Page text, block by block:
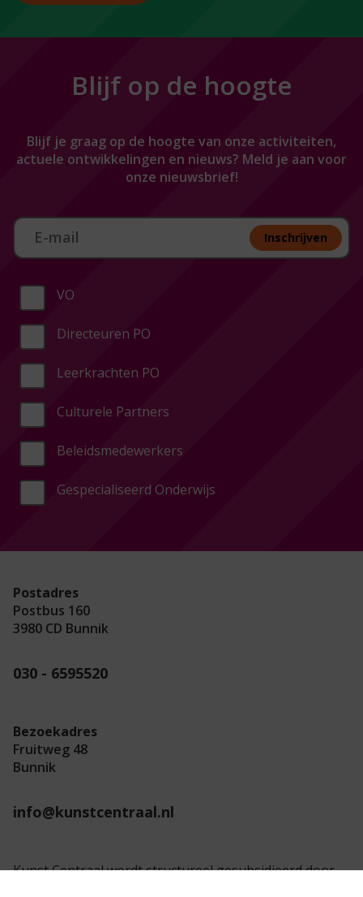
Blijf op de hoogte
Blijf je graag op de hoogte van onze activiteiten,
actuele ontwikkelingen en nieuws? Meld je aan voor
onze nieuwsbrief!
Aan melden nieuwsbrief Inschrijven
VO
Directeuren PO
Leerkrachten PO
Culturele Partners
Beleidsmedewerkers
Gespecialiseerd Onderwijs
Postadres
Postbus 160
3980 CD Bunnik
030 - 6595520
Bezoekadres
Fruitweg 48
Bunnik
info@kunstcentraal.nl
Kunst Centraal wordt structureel gesubsidieerd door